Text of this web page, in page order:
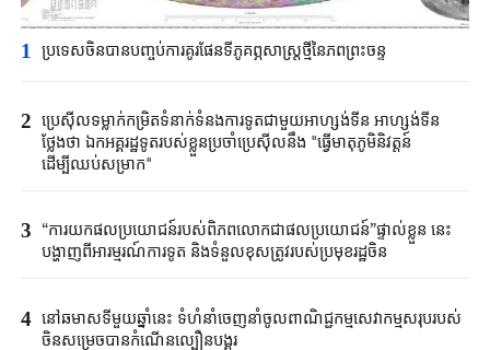
1 ប្រទេសចិនបាន​បញ្ចប់ការគូរផែនទី​ភូគព្ភសាស្ត្រ​ថ្មីនៃភពព្រះចន្ទ​​
2 ប្រេស៊ីល​ទម្លាក់កម្រិត​ទំនាក់ទំនង​ការទូត​ជាមួយអាហ្សង់ទីន ​អាហ្សង់ទីន
ថ្លែងថា ​ឯកអគ្គរដ្ឋទូត​របស់ខ្លួន​ប្រចាំប្រេស៊ីលនឹង​ "​ធ្វើមាតុភូមិនិវត្តន៍​
ដើម្បីឈប់​សម្រាក"​
3
“ការយកផលប្រយោជន៍របស់ពិភពលោកជាផលប្រយោជន៍”ផ្ទាល់ខ្លួន នេះ
បង្ហាញពីអារម្មរណ៍ការទូត និងទំនួលខុសត្រូវរបស់ប្រមុខរដ្ឋចិន
4 នៅឆមាសទីមួយឆ្នាំនេះ ទំហំនាំចេញនាំចូលពាណិជ្ជកម្មសេវាកម្មសរុបរបស់
ចិនសម្រេចបានកំណើនល្បឿនបង្គួរ